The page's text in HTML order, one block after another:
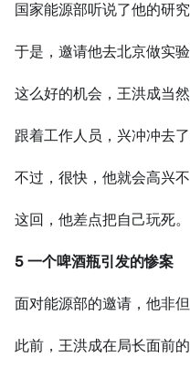
国家能源部听说了他的研
于是，邀请他去北京做实验
这么好的机会，王洪成当然
跟着工作人员，兴冲冲去了
不过，很快，他就会高兴不
这回，他差点把自己玩死。
5 一个啤酒瓶引发的惨案
面对能源部的邀请，他非
此前，王洪成在局长面前